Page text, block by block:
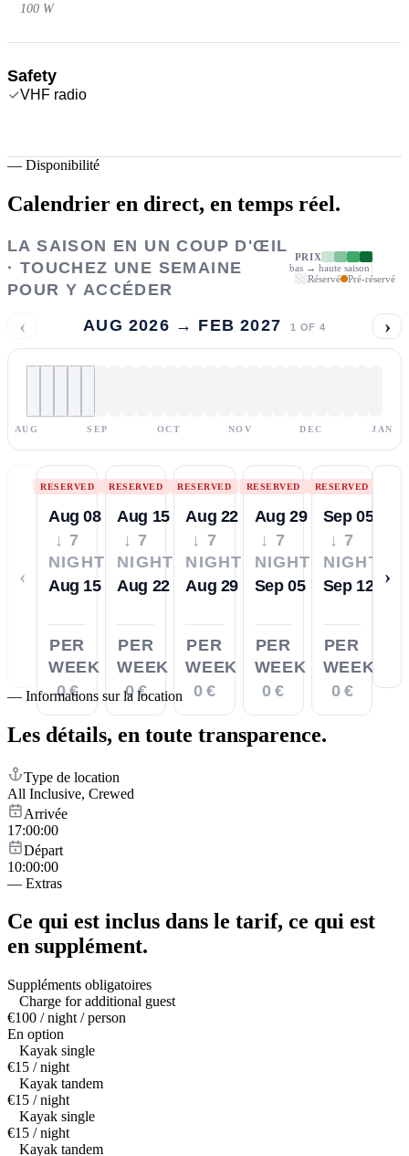
100 W
Safety
VHF radio
— Disponibilité
Calendrier en direct, en temps réel.
LA SAISON EN UN COUP D'ŒIL
· TOUCHEZ UNE SEMAINE
POUR Y ACCÉDER
PRIX
bas → haute saison
Réservé
Pré-réservé
‹ AUG 2026 → FEB 2027 1 OF 4 ›
AUG SEP OCT NOV DEC JAN
‹
RESERVED
Aug 08
↓ 7
NIGHTS
Aug 15
PER
WEEK
0 €
RESERVED
Aug 15
↓ 7
NIGHTS
Aug 22
PER
WEEK
0 €
RESERVED
Aug 22
↓ 7
NIGHTS
Aug 29
PER
WEEK
0 €
RESERVED
Aug 29
↓ 7
NIGHTS
Sep 05
PER
WEEK
0 €
RESERVED
Sep 05
↓ 7
NIGHTS
Sep 12
PER
WEEK
0 €
›
— Informations sur la location
Les détails, en toute transparence.
Type de location
All Inclusive, Crewed
Arrivée
17:00:00
Départ
10:00:00
— Extras
Ce qui est inclus dans le tarif, ce qui est
en supplément.
Suppléments obligatoires
Charge for additional guest
€100 / night / person
En option
Kayak single
€15 / night
Kayak tandem
€15 / night
Kayak single
€15 / night
Kayak tandem